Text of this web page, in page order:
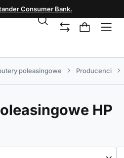
Consumer Bank.
poleasingowe Producenci
HP